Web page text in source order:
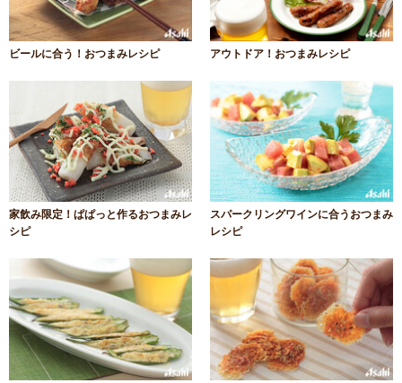
ビールに合う！おつまみレシピ アウトドア！おつまみレシピ
家飲み限定！ぱぱっと作るおつまみレ
シピ
スパークリングワインに合うおつまみ
レシピ